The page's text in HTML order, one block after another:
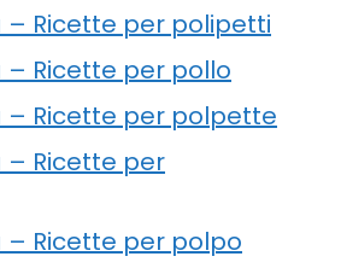
– Ricette per polipetti
– Ricette per pollo
– Ricette per polpette
– Ricette per
– Ricette per polpo